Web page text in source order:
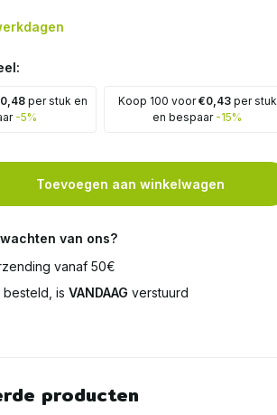
per stuk en
-5%
Koop 100 voor€0,43per stuk
en bespaar -15%
Toevoegen aan winkelwagen
van ons?
vanaf 50€
besteld, is VANDAAG verstuurd
producten